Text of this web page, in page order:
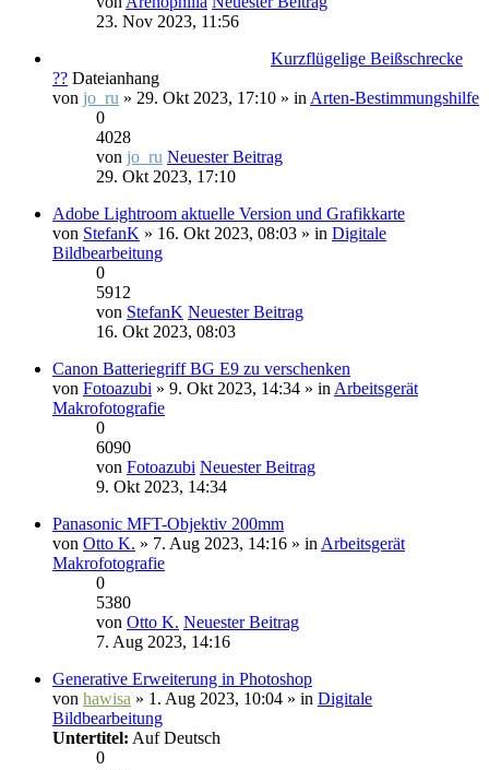
23. Nov 2023, 11:56
Kurzflügelige Beißschrecke
?? Dateianhang
von jo_ru » 29. Okt 2023, 17:10 » in Arten-Bestimmungshilfe
0
4028
von jo_ru Neuester Beitrag
29. Okt 2023, 17:10
Adobe Lightroom aktuelle Version und Grafikkarte
von StefanK » 16. Okt 2023, 08:03 » in Digitale
Bildbearbeitung
0
5912
von StefanK Neuester Beitrag
16. Okt 2023, 08:03
Canon Batteriegriff BG E9 zu verschenken
von Fotoazubi » 9. Okt 2023, 14:34 » in Arbeitsgerät
Makrofotografie
0
6090
von Fotoazubi Neuester Beitrag
9. Okt 2023, 14:34
Panasonic MFT-Objektiv 200mm
von Otto K. » 7. Aug 2023, 14:16 » in Arbeitsgerät
Makrofotografie
0
5380
von Otto K. Neuester Beitrag
7. Aug 2023, 14:16
Generative Erweiterung in Photoshop
von hawisa » 1. Aug 2023, 10:04 » in Digitale
Bildbearbeitung
Untertitel: Auf Deutsch
0